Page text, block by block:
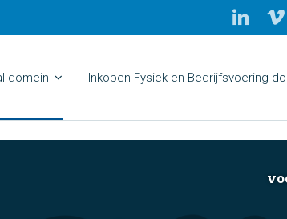
domein Inkopen Fysiek en Bedrijfsvoering